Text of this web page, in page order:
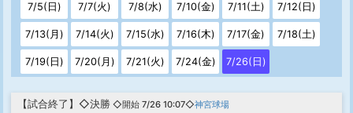
7/5(日) 7/7(火) 7/8(水) 7/10(金) 7/11(土) 7/12(日)
7/13(月) 7/14(火) 7/15(水) 7/16(木) 7/17(金) 7/18(土)
7/19(日) 7/20(月) 7/21(火) 7/24(金) 7/26(日)
【試合終了 】◇決勝 ◇開始 7/26 10:07◇神宮球場